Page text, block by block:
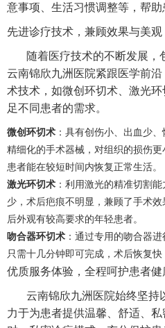
意事项、生活习惯调整等，帮助
先进诊疗技术，兼顾效果与美观
随着医疗技术的不断发展，
云南锦欣九洲医院紧跟医学前
术技术，如微创环切术、激光
足不同患者的需求。
微创环切术 ：具有创伤小、出血少
精细化的手术器械，对组织的损伤更
患者能在较短时间内恢复正常生活。
激光环切术 ：利用激光的精准切割
少，术后疤痕不明显，兼顾了手术
后外观有较高要求的年轻患者。
吻合器环切术 ：通过专用的吻合器
只需十几分钟即可完成，术后恢复快
优质服务体验，全程呵护患者健
云南锦欣九洲医院始终坚持
力于为患者提供温馨、舒适、